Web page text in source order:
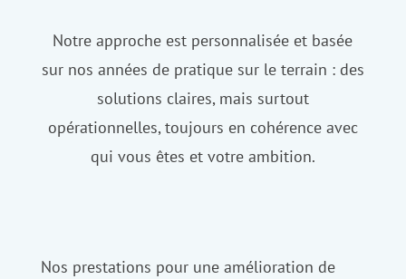
Notre approche est personnalisée et basée
sur nos années de pratique sur le terrain : des
solutions claires, mais surtout
opérationnelles, toujours en cohérence avec
qui vous êtes et votre ambition.
Nos prestations pour une amélioration de